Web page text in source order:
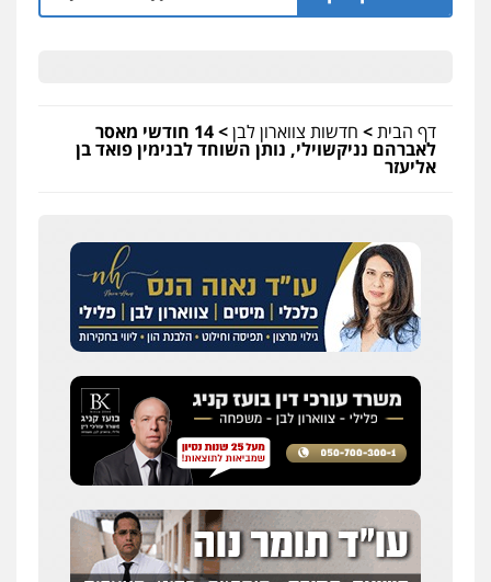
דף הבית> חדשות צווארון לבן> 14 חודשי מאסר
לאברהם נניקשוילי, נותן השוחד לבנימין פואד בן
אליעזר
0537470000
עורך דין תמיר אלטיט
פלילי תעבורה
0545577862
אברהם שהבזי – משרד עורכי דין
מיסים כלכלי פלילי פשיעה כלכלית הלבנת
הון
0504456555
חליל ביאדי – משרד עורכי דין